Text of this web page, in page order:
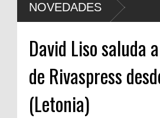
NOVEDADES
David Liso saluda
de Rivaspress
(Letonia)